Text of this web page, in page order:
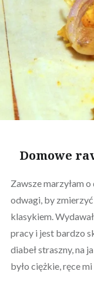
Domowe
Zawsze marzyłam
odwagi, by zmierzyć
klasykiem.
pracy i jest bardzo
diabeł straszny, na
było ciężkie, ręce